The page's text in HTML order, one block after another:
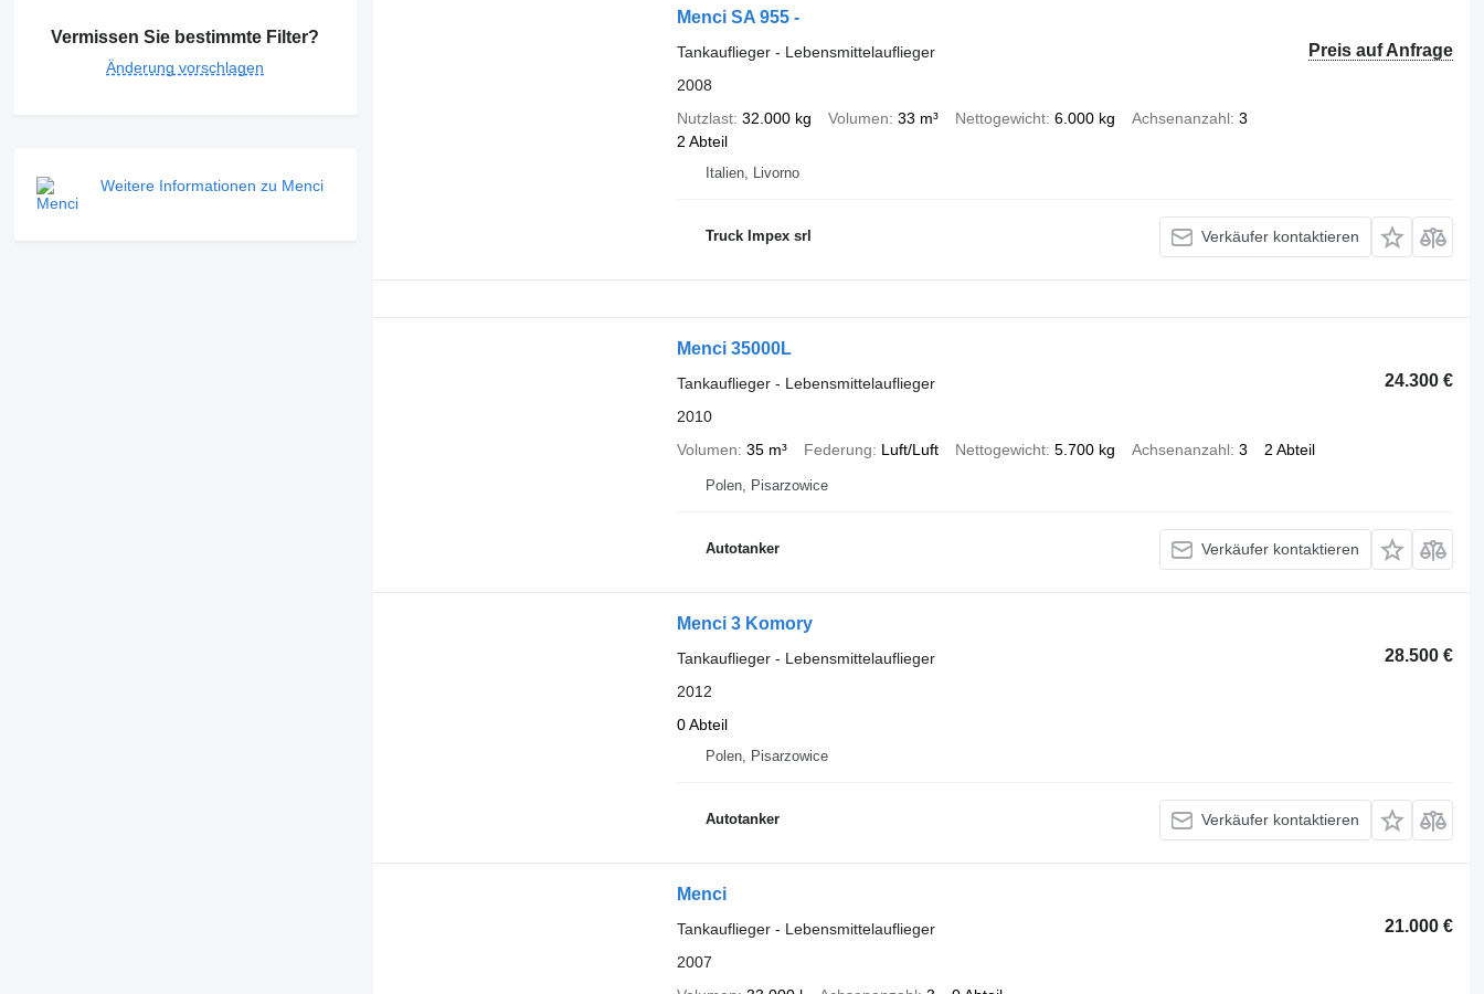
Vermissen Sie bestimmte Filter?
Änderung vorschlagen
Weitere Informationen zu Menci
Menci SA 955 -
Preis auf Anfrage
Tankauflieger - Lebensmittelauflieger
2008
Nutzlast 32.000 kg Volumen 33 m³ Nettogewicht 6.000 kg Achsenanzahl 3
2 Abteil
Italien, Livorno
Truck Impex srl Verkäufer kontaktieren
Menci 35000L
24.300 €
Tankauflieger - Lebensmittelauflieger
2010
Volumen 35 m³ Federung Luft/Luft Nettogewicht 5.700 kg Achsenanzahl 3 2 Abteil
Polen, Pisarzowice
Autotanker Verkäufer kontaktieren
Menci 3 Komory
28.500 €
Tankauflieger - Lebensmittelauflieger
2012
0 Abteil
Polen, Pisarzowice
Autotanker Verkäufer kontaktieren
Menci
21.000 €
Tankauflieger - Lebensmittelauflieger
2007